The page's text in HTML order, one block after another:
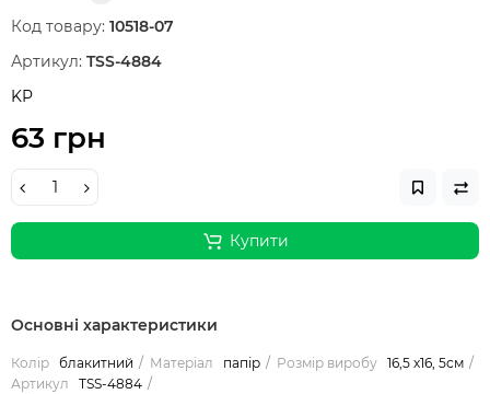
Код товару: 10518-07
Артикул: TSS-4884
KP
63 грн
Купити
Основні характеристики
Колір блакитний Матеріал папір Розмір виробу 16,5 х16, 5см
Артикул
TSS-4884